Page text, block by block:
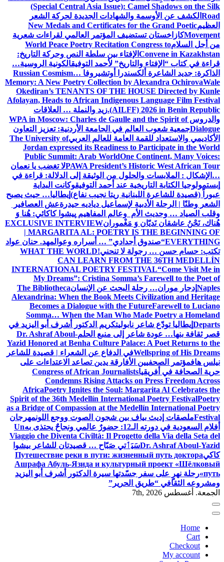
(Special Central Asia Issue): Camel Shadows on the Silk
Road الكشف عن الأوسمة والشهادات الجديدة لحركة الشعر
العظيمNew Medals and Certificates for the Grand Poetic
Movementكازاخستان تستضيف المؤتمر العالمي لقراءات شعرية
من أجل السلامWorld Peace Poetry Recitation Congress to
Convene in Kazakhstan الإفتاء بين سلطة النص وحركة التاريخ:
قراءة في كتاب “الإفتاء والتاريخ” لأحمد التوفيقالكونية الروسية…
الذاكرة: جديد الشاعرة ألكسندرا أوتشيروفا Russian Cosmism…
Memory: A New Poetry Collection by Alexandra OchirovaWale
Okediran’s TENANTS OF THE HOUSE Directed by Kunle
Afolayan, Heads to African Indigenous Language Film Festival
(AILFF) 2026 in Benin Republic. زيد والنملة … العلاقات
والدروسWPA in Moscow: Charles de Gaulle and the Spirit of
Dialogueجمعية شعوب العالم في الجامعة الأردنية: تعزيز التعاون
الأكاديمي والاستعداد للقمة العامة للعالم العربيThe University of
Jordan expressed its Readiness to Participate in the World
Public Summit: Arab WorldOne Continent, Many Voices:
PAWA President’s Historic West African Tourلا تغضب يا نعمان
…الإشكال : الملابسات والحلول من الوثيقة إلى الدلالة: قراءة في
إبستمولوجيا الكتابة التاريخية عند أحمد التوفيقوكانت البداية
عبوراً (قصيدة للشاعرة اللبنانية ريتا نجيب نفاع) إيطاليا… حيث يصبح
الشعر وطنًا | الرحلة الأدبية لإسماعيل دياديه حيدرةعش العصافير
وقلب الصياد … وحديث الأم وعالم المفاهيم پیشوا کاکائي: هُنا وَ
هُناك، نَحْنُ عاشقان نَديّان وَ مَغْمورانEXCLUSIVE INTERVIEW
| MARGARITA AL: POETRY IS THE BEGINNING OF
EVERYTHING“صندوق أجدادي” … أسراره وعوالمهد. حنان عواد
تكتب: حسام حسن … رجولة لا تنحني!WHAT THE WORLD
CAN LEARN FROM THE 36TH MEDELLÍN
INTERNATIONAL POETRY FESTIVAL“Come Visit Me in
My Dreams”: Cristina Somma’s Farewell to the Poet of
Naples إدجار موران… رحلة البحث عن الإنسانThe Bibliotheca
Alexandrina: When the Book Meets Civilization and Heritage
Becomes a Dialogue with the FutureFarewell to Luciano
Somma… When the Man Who Made Poetry a Homeland
Departs إيطاليا تودّع شاعر نابوليتكريم الدكتور أشرف أبو اليزيد في
قصر ثقافة بنها… عودة شاعر إلى منبع الحلمDr. Ashraf Aboul-
Yazid Honored at Benha Culture Palace: A Poet Returns to the
Wellspring of His Dreamsفي الدفاع عن الشعراء | قصيدة للشاعر
نيلس هافمؤتمر الصحفيين الأفارقة يدين تصاعد الاعتداءات على
حرية الصحافة في أفريقياCongress of African Journalists
Condemns Rising Attacks on Press Freedom Across
AfricaPoetry Ignites the Soul: Margarita Al Celebrates the
Spirit of the 36th Medellín International Poetry FestivalPoetry
as a Bridge of Compassion at the Medellín International Poetry
Festivalملصقات إديث بياف بين شجون الصوت ووجع اللونمهرجان
أفلام السعودية في دورته الـ12: حضورٌ عالمي ونجاحٌ يحتذى به
Un
Viaggio che Diventa Civiltà: Il Progetto della Via della Seta del
Dr. Ashraf Aboul-Yazidسَيَٲتي صَبّاح … قصيدتان للشاعر بيشوا
كاكيПутешествие реки в пути: жизненный путь доктора
Ашрафа Абуль-Язида и культурный проект «Шёлковый
путь» رحلة نهرٍ على سفر جسّدتها سيرة الدكتور أشرف أبو اليزيد
ومشروعه الثقافي “طريق الحرير”
الجمعة. أغسطس 7th, 2026
Home
Cart
Checkout
My account